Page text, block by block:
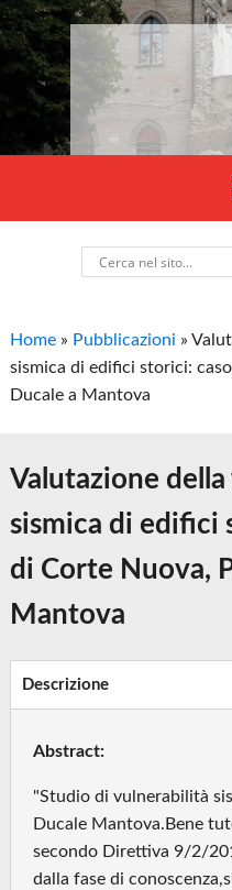
Home » Pubblicazioni »
sismica di edifici storici:
Ducale a Mantova
Valutazione
sismica di edifici
di Corte Nuova,
Mantova
Descrizione
Abstract:
"Studio di vulnerabilità
Ducale Mantova.Bene
secondo Direttiva 9/2/
dalla fase di